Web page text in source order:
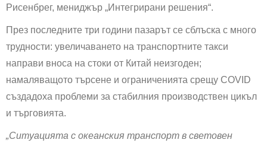
Рисенбрег, мениджър „Интегрирани решения“.
През последните три години пазарът се сблъска с много
трудности: увеличаването на транспортните такси
направи вноса на стоки от Китай неизгоден;
намаляващото търсене и ограниченията срещу COVID
създадоха проблеми за стабилния производствен цикъл
и търговията.
„Ситуацията с океанския транспорт в световен